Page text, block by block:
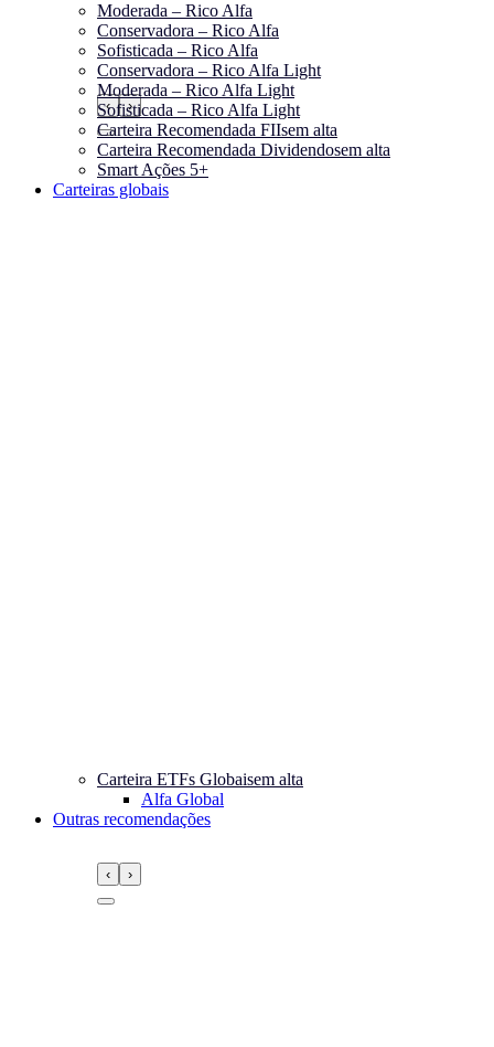
‹ ›
Moderada – Rico Alfa
Conservadora – Rico Alfa
Sofisticada – Rico Alfa
Conservadora – Rico Alfa Light
Moderada – Rico Alfa Light
Sofisticada – Rico Alfa Light
Carteira Recomendada FIIsem alta
Carteira Recomendada Dividendosem alta
Smart Ações 5+
Carteiras globais
‹ ›
Carteira ETFs Globaisem alta
Alfa Global
Outras recomendações